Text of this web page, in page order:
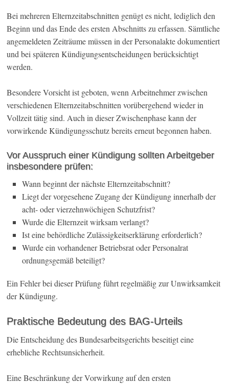
Bei mehreren Elternzeitabschnitten genügt es nicht, lediglich den
Beginn und das Ende des ersten Abschnitts zu erfassen. Sämtliche
angemeldeten Zeiträume müssen in der Personalakte dokumentiert
und bei späteren Kündigungsentscheidungen berücksichtigt
werden.
Besondere Vorsicht ist geboten, wenn Arbeitnehmer zwischen
verschiedenen Elternzeitabschnitten vorübergehend wieder in
Vollzeit tätig sind. Auch in dieser Zwischenphase kann der
vorwirkende Kündigungsschutz bereits erneut begonnen haben.
Vor Ausspruch einer Kündigung sollten Arbeitgeber
insbesondere prüfen:
Wann beginnt der nächste Elternzeitabschnitt?
Liegt der vorgesehene Zugang der Kündigung innerhalb der
acht- oder vierzehnwöchigen Schutzfrist?
Wurde die Elternzeit wirksam verlangt?
Ist eine behördliche Zulässigkeitserklärung erforderlich?
Wurde ein vorhandener Betriebsrat oder Personalrat
ordnungsgemäß beteiligt?
Ein Fehler bei dieser Prüfung führt regelmäßig zur Unwirksamkeit
der Kündigung.
Praktische Bedeutung des BAG-Urteils
Die Entscheidung des Bundesarbeitsgerichts beseitigt eine
erhebliche Rechtsunsicherheit.
Eine Beschränkung der Vorwirkung auf den ersten